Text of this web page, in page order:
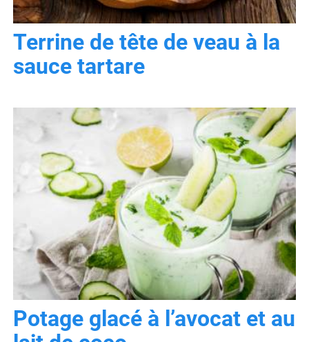
Terrine de tête de veau à la
sauce tartare
Potage glacé à l’avocat et au